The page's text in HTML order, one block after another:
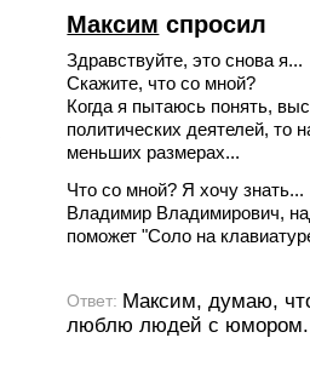
Максим спросил
Здравствуйте, это снова я...
Скажите, что со мной?
Когда я пытаюсь понять,
политических деятелей, то
меньших размерах...
Что со мной? Я хочу знать...
Владимир Владимирович,
поможет "Соло на
Ответ: Максим, думаю,
люблю людей с